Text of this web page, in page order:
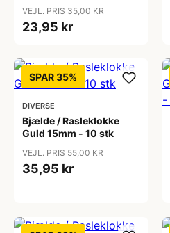
VEJL. PRIS 35,00 KR
23,95 kr
SPAR 35%
DIVERSE
Bjælde / Rasleklokke
Guld 15mm - 10 stk
VEJL. PRIS 55,00 KR
35,95 kr